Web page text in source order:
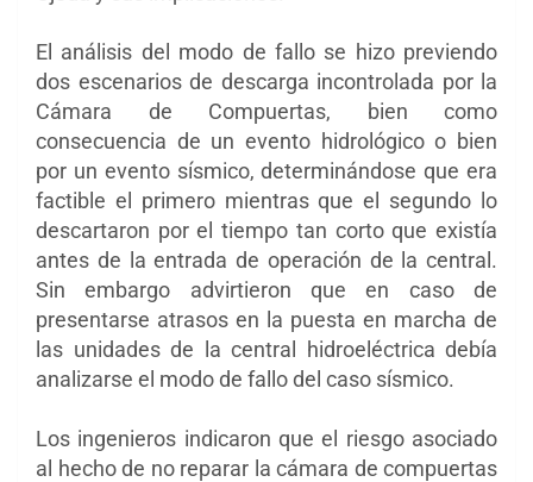
El análisis del modo de fallo se hizo previendo
dos escenarios de descarga incontrolada por la
Cámara de Compuertas, bien como
consecuencia de un evento hidrológico o bien
por un evento sísmico, determinándose que era
factible el primero mientras que el segundo lo
descartaron por el tiempo tan corto que existía
antes de la entrada de operación de la central.
Sin embargo advirtieron que en caso de
presentarse atrasos en la puesta en marcha de
las unidades de la central hidroeléctrica debía
analizarse el modo de fallo del caso sísmico.
Los ingenieros indicaron que el riesgo asociado
al hecho de no reparar la cámara de compuertas